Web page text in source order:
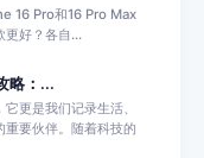
16 Pro和16 Pro Max
更好？各自...
略：...
更是我们记录生活、
要伙伴。随着科技的